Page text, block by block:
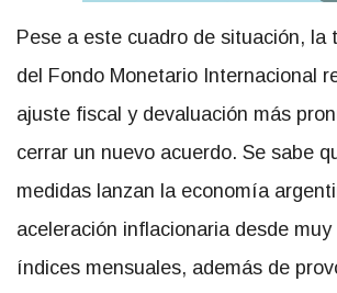
Pese a este cuadro de situación, la
del Fondo Monetario Internacional
ajuste fiscal y devaluación más
cerrar un nuevo acuerdo. Se sabe
medidas lanzan la economía
aceleración inflacionaria desde muy
índices mensuales, además de